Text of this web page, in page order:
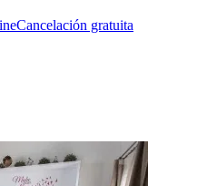
Cancelación gratuita